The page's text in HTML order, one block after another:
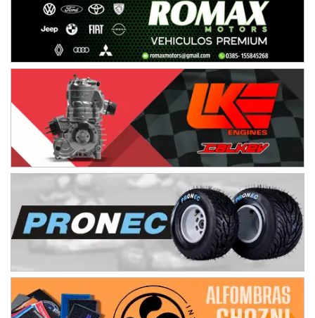
José Samuel Sánchez (Tierra)
TUCUMANO - F5
Juan Navarro (Asfalto)
El Timbó (Tucumán)
COBERTURA ESPECIAL DE E-KART.COM.AR
08/09-AGO
IAME SERIES ARGENTINA 6
Ramiro Tot (Asfalto)
Baradero (Buenos Aires)
KDO - F6
Ciudad de Trenque Lauquen (Asfalto)
Trenque Lauquen (Buenos Aires)
ENTRERRIANO - F6 (POSTERGADA)
Parque de la Velocidad (Asfalto)
Villaguay (Entre Ríos)
VICTORIENSE - F7
El Cerro (Tierra)